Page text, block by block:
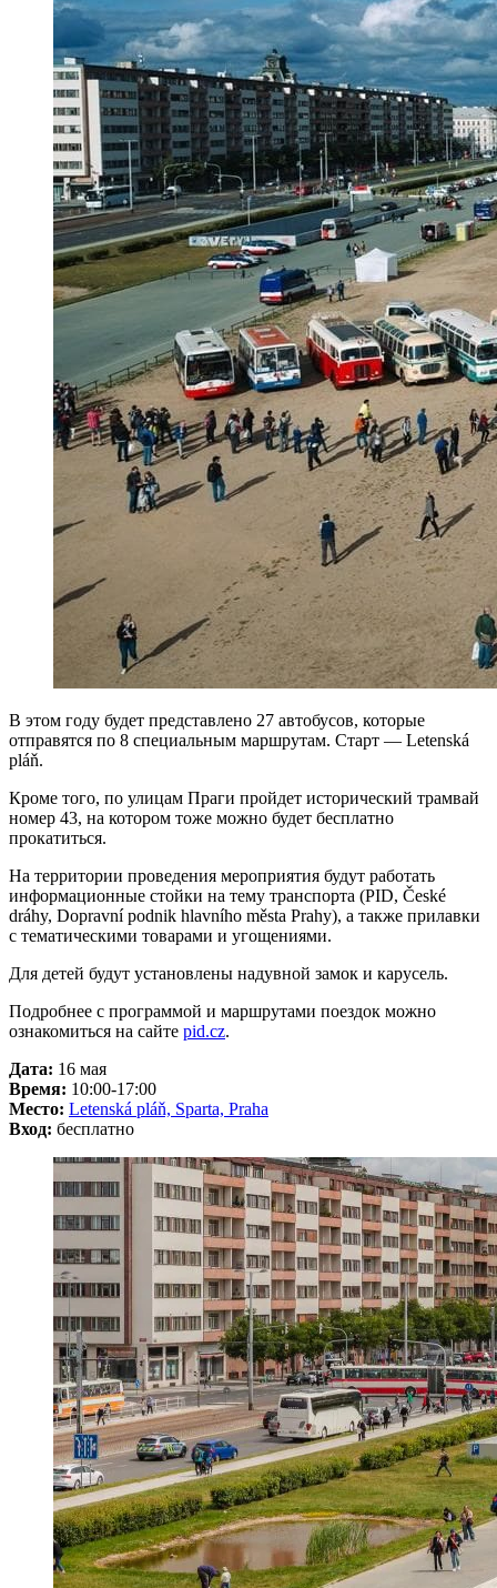
В этом году будет представлено 27 автобусов, которые
отправятся по 8 специальным маршрутам. Старт — Letenská
pláň.
Кроме того, по улицам Праги пройдет исторический трамвай
номер 43, на котором тоже можно будет бесплатно
прокатиться.
На территории проведения мероприятия будут работать
информационные стойки на тему транспорта (PID, České
dráhy, Dopravní podnik hlavního města Prahy), а также прилавки
с тематическими товарами и угощениями.
Для детей будут установлены надувной замок и карусель.
Подробнее с программой и маршрутами поездок можно
ознакомиться на сайте pid.cz.
Дата: 16 мая
Время: 10:00-17:00
Место: Letenská pláň, Sparta, Praha
Вход: бесплатно